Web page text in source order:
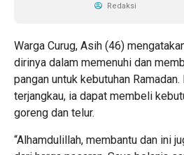
Redaksi
Warga Curug, Asih (46)
dirinya dalam memenuhi dan
pangan untuk kebutuhan
terjangkau, ia dapat membeli
goreng dan telur.
“Alhamdulillah, membantu dan ini